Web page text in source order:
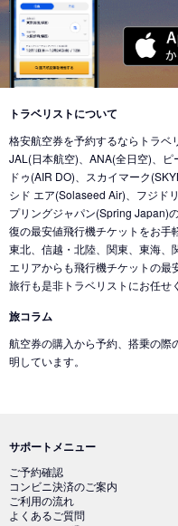
トラベリストについて
格安航空券を予約するならトラベ
JAL(日本航空)、ANA(全日空)、
ドゥ(AIR DO)、スカイマーク
シド エア(Solaseed Air)、フジド
プリングジャパン(Spring Japan)
復の最安値飛行機チケットをお手
東北、信越・北陸、関東、東海
エリアからも飛行機チケットの
旅行も是非トラベリストにお任せ
旅コラム
航空券の購入から予約、搭乗の際
明しています。
サポートメニュー
ご予約確認
コンビニ決済のご案内
ご利用の流れ
よくあるご質問